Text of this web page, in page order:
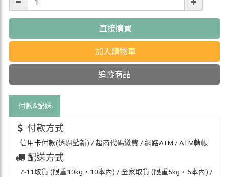
直接購買
加入購物車
追蹤商品
付款&配送
付款方式
信用卡付款(透過藍新) / 超商代碼繳費 / 網路ATM / ATM轉帳
配送方式
7-11取貨 (限重10kg，10本內) / 全家取貨 (限重5kg，5本內) /